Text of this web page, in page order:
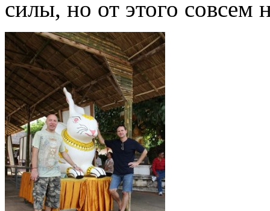
силы, но от этого совсем